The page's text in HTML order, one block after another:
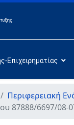
Επιχειρηματίας
Περιφερειακή
87888/6697/08-